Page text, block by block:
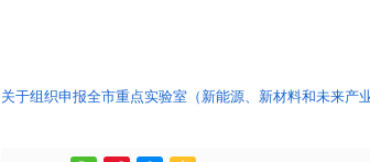
关于组织申报全市重点实验室（新能源、新材料和未来产